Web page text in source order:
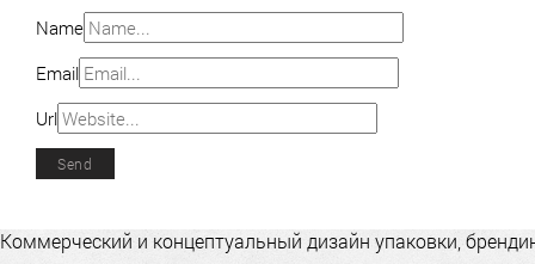
Name
Email
Url
Коммерческий и концептуальный дизайн упаковки,